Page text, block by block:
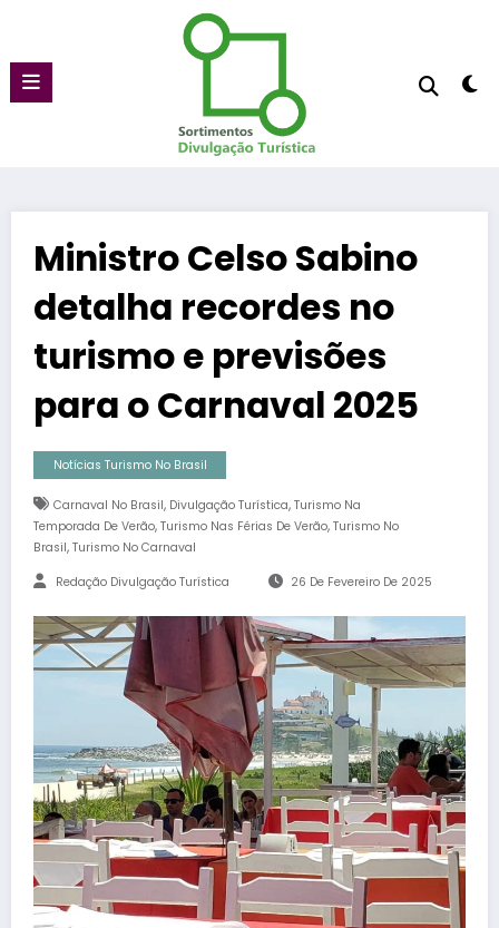
conteúdo
Ministro Celso Sabino
detalha recordes no
turismo e previsões
para o Carnaval 2025
Notícias Turismo No Brasil
Carnaval No Brasil, Divulgação Turística, Turismo Na
Temporada De Verão, Turismo Nas Férias De Verão, Turismo No
Brasil, Turismo No Carnaval
Redação Divulgação Turística 26 De Fevereiro De 2025